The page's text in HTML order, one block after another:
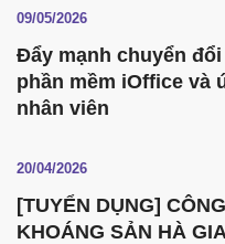
09/05/2026
Đẩy mạnh chuyển
phần mềm iOffice và
nhân viên
20/04/2026
[TUYỂN DỤNG]
KHOÁNG SẢN HÀ